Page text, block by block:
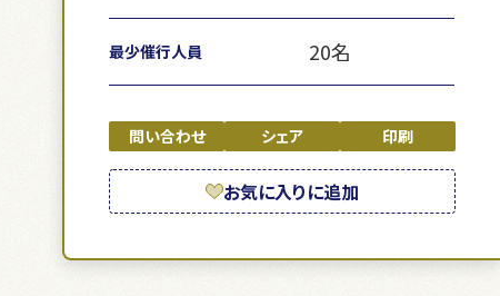
最少催行人員 20名
問い合わせ シェア 印刷
お気に入りに追加